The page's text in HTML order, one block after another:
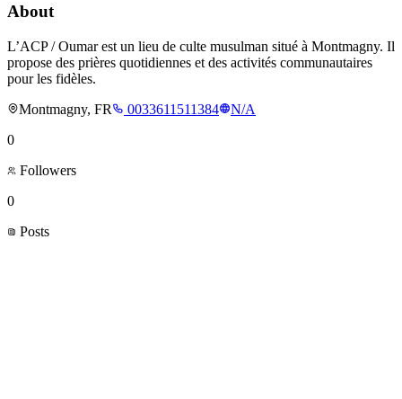
About
L’ACP / Oumar est un lieu de culte musulman situé à Montmagny. Il
propose des prières quotidiennes et des activités communautaires
pour les fidèles.
Montmagny, FR
0033611511384
N/A
0
Followers
0
Posts